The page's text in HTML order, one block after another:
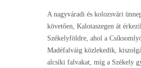
A nagyváradi és kolozsvári
követően, Kalotaszegen át
Székelyföldre, ahol a
Madéfalváig közlekedik,
alcsíki falvakat, míg a Székely